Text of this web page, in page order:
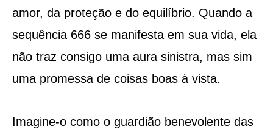
amor, da proteção e do equilíbrio. Quando a
sequência 666 se manifesta em sua vida, ela
não traz consigo uma aura sinistra, mas sim
uma promessa de coisas boas à vista.
Imagine-o como o guardião benevolente das